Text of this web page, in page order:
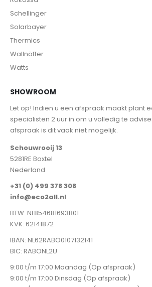
Schellinger
Solarbayer
Thermics
Wallnöffer
Watts
SHOWROOM
Let op! Indien u een afspraak maakt plant
specialisten 2 uur in om u volledig te
afspraak is dit vaak niet mogelijk.
Schouwrooij 13
5281RE Boxtel
Nederland
+31 (0) 499 378 308
info@eco2all.nl
BTW: NL854681693B01
KVK: 62141872
IBAN: NL62RABO0107132141
BIC: RABONL2U
9:00 t/m 17:00 Maandag (Op afspraak)
9:00 t/m 17:00 Dinsdag (Op afspraak)